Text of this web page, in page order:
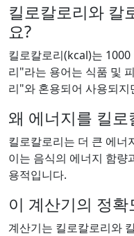
킬로칼로리와 칼
요?
킬로칼로리(kcal)는
리"라는 용어는 식품 및
리"와 혼용되어 사용되
왜 에너지를 킬
킬로칼로리는 더 큰 에너
이는 음식의 에너지 함량
용적입니다.
이 계산기의 정
계산기는 킬로칼로리와